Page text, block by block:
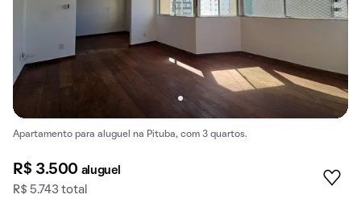
Apartamento para aluguel na Pituba, com 3 quartos.
R$ 3.500 aluguel
R$ 5.743 total